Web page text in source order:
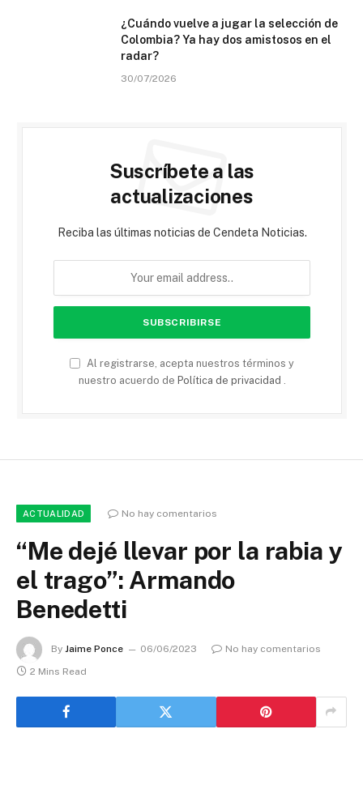
¿Cuándo vuelve a jugar la selección de
Colombia? Ya hay dos amistosos en el
radar?
30/07/2026
Suscríbete a las
actualizaciones
Reciba las últimas noticias de Cendeta Noticias.
Al registrarse, acepta nuestros términos y
nuestro acuerdo de Política de privacidad
ACTUALIDAD No hay comentarios
“Me dejé llevar por la rabia y
el trago”: Armando
Benedetti
By Jaime Ponce 06/06/2023
No hay comentarios
2 Mins Read